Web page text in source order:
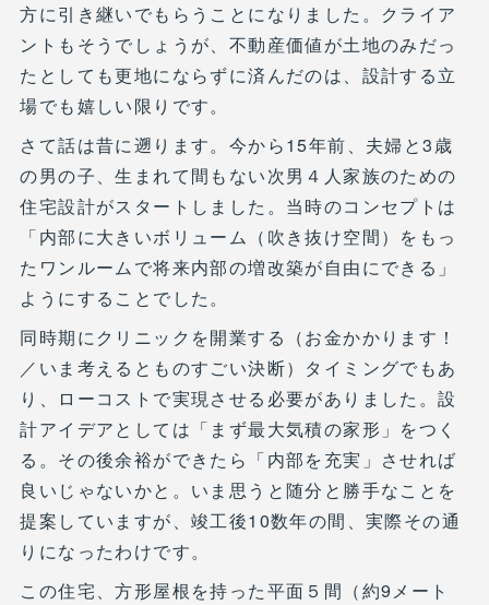
方に引き継いでもらうことになりました。クライア
ントもそうでしょうが、不動産価値が土地のみだっ
たとしても更地にならずに済んだのは、設計する立
場でも嬉しい限りです。
さて話は昔に遡ります。今から15年前、夫婦と3歳
の男の子、生まれて間もない次男４人家族のための
住宅設計がスタートしました。当時のコンセプトは
「内部に大きいボリューム（吹き抜け空間）をもっ
たワンルームで将来内部の増改築が自由にできる」
ようにすることでした。
同時期にクリニックを開業する（お金かかります！
／いま考えるとものすごい決断）タイミングでもあ
り、ローコストで実現させる必要がありました。設
計アイデアとしては「まず最大気積の家形」をつく
る。その後余裕ができたら「内部を充実」させれば
良いじゃないかと。いま思うと随分と勝手なことを
提案していますが、竣工後10数年の間、実際その通
りになったわけです。
この住宅、方形屋根を持った平面５間（約9メート